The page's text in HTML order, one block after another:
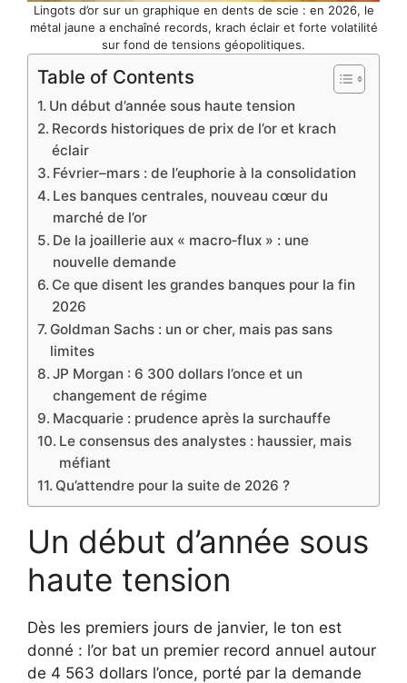
Lingots d’or sur un graphique en dents de scie : en 2026, le
métal jaune a enchaîné records, krach éclair et forte volatilité
sur fond de tensions géopolitiques.
Table of Contents
Un début d’année sous haute tension
Records historiques de prix de l’or et krach
éclair
Février–mars : de l’euphorie à la consolidation
Les banques centrales, nouveau cœur du
marché de l’or
De la joaillerie aux « macro‑flux » : une
nouvelle demande
Ce que disent les grandes banques pour la fin
2026
Goldman Sachs : un or cher, mais pas sans
limites
JP Morgan : 6 300 dollars l’once et un
changement de régime
Macquarie : prudence après la surchauffe
Le consensus des analystes : haussier, mais
méfiant
Qu’attendre pour la suite de 2026 ?
Un début d’année sous
haute tension
Dès les premiers jours de janvier, le ton est
donné : l’or bat un premier record annuel autour
de 4 563 dollars l’once, porté par la demande